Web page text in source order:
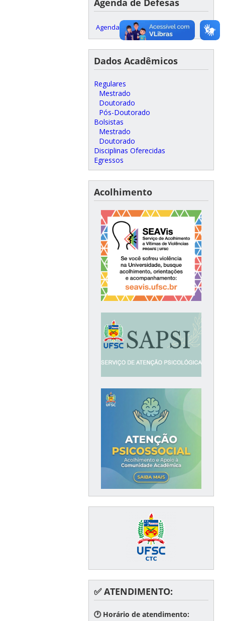
Agenda de Defesas
Agenda Defesas
Dados Acadêmicos
Regulares
Mestrado
Doutorado
Pós-Doutorado
Bolsistas
Mestrado
Doutorado
Disciplinas Oferecidas
Egressos
Acolhimento
✅ ATENDIMENTO:
🕐 Horário de atendimento: